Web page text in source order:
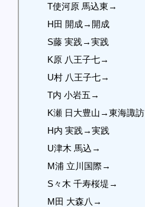
T使河原 馬込東→
H田 開成→開成
S藤 実践→実践
K原 八王子七→
U村 八王子七→
T内 小岩五→
K瀬 日大豊山→東海諏訪
H内 実践→実践
U津木 馬込→
M浦 立川国際→
S々木 千寿桜堤→
M田 大森八→